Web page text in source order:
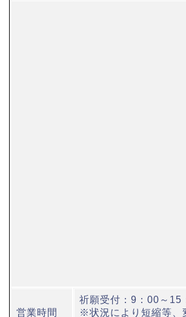
営業時間
祈願受付：9：00～15
※状況により短縮等、